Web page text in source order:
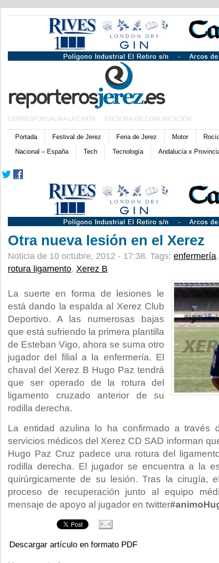
CORRESPONSALÍA A LA CARTA ASESORÍA DE COMUNICACIÓN
Portada Festival de Jerez Feria de Jerez Motor
Nacional – España
Tech Tecnología Andalucía x
Otra nueva lesión en el Xerez
Noticia de 10 octubre, 2012 - 17:38. Tags: enfermería
rotura ligamento, Xerez B
La suerte en forma de lesiones le
está dando la espalda al Xerez Club
Deportivo. A las numerosas bajas
que está sufriendo la primera plantilla
de Esteban Vigo, ahora se suma otro
jugador del filial a la enfermería. El
chaval del Xerez B Hugo Paz tendrá
que ser operado de la rotura del
ligamento cruzado anterior de su
rodilla derecha.
La entidad azulina lo ha confirmado a través
servicios médicos del Xerez CD SAD informan
Hugo Paz Cruz padece una rotura del
rodilla derecha. El jugador se encuentra a la
quirúrgicamente de su lesión. Tras la cirugía,
proceso de recuperación junto al equipo
mensaje de apoyo al jugador en twitter
Descargar artículo en formato PDF